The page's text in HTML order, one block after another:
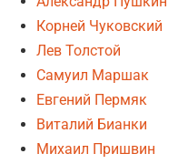
Корней Чуковский
Лев Толстой
Самуил Маршак
Евгений Пермяк
Виталий Бианки
Михаил Пришвин